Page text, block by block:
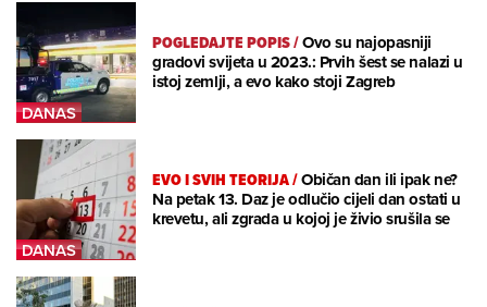
POGLEDAJTE POPIS/Ovo su najopasniji
gradovi svijeta u 2023.: Prvih šest se nalazi u
istoj zemlji, a evo kako stoji Zagreb
EVO I SVIH TEORIJA/Običan dan ili ipak ne?
Na petak 13. Daz je odlučio cijeli dan ostati u
krevetu, ali zgrada u kojoj je živio srušila se